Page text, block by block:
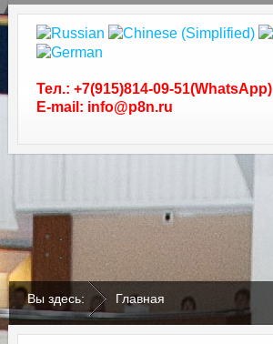
Тел.: +7(915)814-09-51(WhatsApp)
E-mail: info@p8n.ru
Вы здесь: Главная